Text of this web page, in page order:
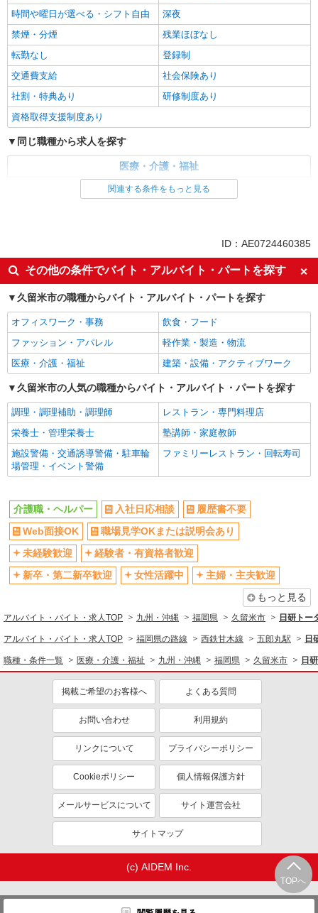
時間や曜日が選べる・シフト自由
深夜
禁煙・分煙
残業ほぼなし
転勤なし
登録制
交通費支給
社会保険あり
社割・特典あり
研修制度あり
資格取得支援制度あり
同じ職種から求人を探す
医療・介護・福祉
週2～3日勤務OK
深夜
交通費支給
社会保険あり
関連する条件をもっと見る
ID：AE0724460385
その他の条件でバイト・アルバイト・パートを探す
久留米市の職種からバイト・アルバイト・パートを探す
オフィスワーク・事務
飲食・フード
ファッション・アパレル
軽作業・製造・物流
医療・介護・福祉
建築・設備・アクティブワーク
久留米市の人気の職種からバイト・アルバイト・パートを探す
調理・調理補助・調理師
レストラン・専門料理店
栄養士・管理栄養士
塾講師・家庭教師
施設警備・交通誘導警備・駐車輪
場管理・イベント警備
ファミリーレストラン・回転寿司
TOPへ
介護職・ヘルパー 入社日応相談
履歴書不要
Web面接OK
職場見学OKまたは説明会あり
未経験歓迎
経験者・有資格者歓迎
新卒・第二新卒歓迎
女性活躍中
主婦・主夫歓迎
もっと見る
アルバイト・バイト・求人TOP 九州・沖縄 福岡県 久留米市 日研トー
アルバイト・バイト・求人TOP 福岡県の路線 西鉄甘木線 五郎丸駅 日
職種・条件一覧 医療・介護・福祉 九州・沖縄 福岡県 久留米市 日
掲載ご希望のお客様へ よくある質問
お問い合わせ 利用規約
リンクについて プライバシーポリシー
Cookieポリシー 個人情報保護方針
メールサービスについて サイト運営会社
サイトマップ
(c) AIDEM Inc.